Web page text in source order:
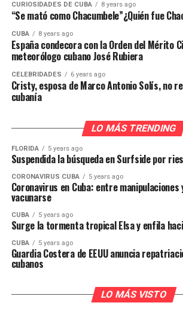
CURIOSIDADES DE CUBA 8 years ago
“Se mató como Chacumbele”¿Quién fue
CUBA 8 years ago
España condecora con la Orden del Mérito
meteorólogo cubano José Rubiera
CELEBRIDADES 6 years ago
Cristy, esposa de Marco Antonio Solís, no
cubanía
LO MÁS TRENDING
FLORIDA 5 years ago
Suspendida la búsqueda en Surfside por
CORONAVIRUS CUBA 5 years ago
Coronavirus en Cuba: entre
vacunarse
CUBA 5 years ago
Surge la tormenta tropical Elsa y enfila
CUBA 5 years ago
Guardia Costera de EEUU anuncia
cubanos
LO MÁS VISTO